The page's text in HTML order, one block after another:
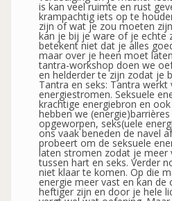
is kan veel ruimte en rust
krampachtig iets op te
zijn of wat je zou moeten
kan je bij je ware of je echte
betekent niet dat je alles
maar over je heen moet
tantra-workshop doen we
en helderder te zijn zodat je
Tantra en seks: Tantra werkt
energiestromen. Seksuele
krachtige energiebron en
hebben we
opgeworpen, seks(uele
ons vaak beneden de navel
probeert om de seksuele
laten stromen zodat je meer
tussen hart en seks. Verder
niet klaar te komen. Op die
energie meer vast en kan de
heftiger zijn en door je hele